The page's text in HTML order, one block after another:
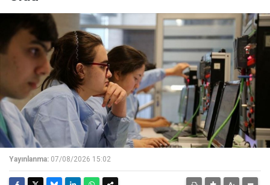
Yayınlanma: 07/08/2026 15:02